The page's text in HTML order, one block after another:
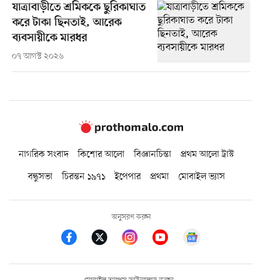
যাত্রাবাড়ীতে শ্রমিককে ছুরিকাঘাত
করে টাকা ছিনতাই, আরেক
ব্যবসায়ীকে মারধর
০৭ আগস্ট ২০২৬
নাগরিক সংবাদ কিশোর আলো বিজ্ঞানচিন্তা
প্রথম আলো ট্রাস্ট
বন্ধুসভা
চিরন্তন ১৯৭১ ইপেপার প্রথমা মোবাইল ভ্যাস
অনুসরণ করুন